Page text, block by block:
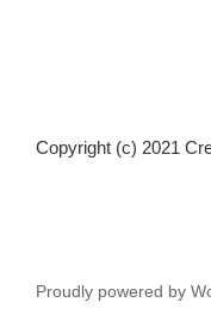
Copyright (c) 2021
Proudly powered by